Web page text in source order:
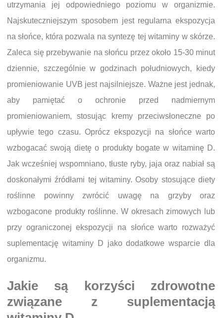
utrzymania jej odpowiedniego poziomu w organizmie.
Najskuteczniejszym sposobem jest regularna ekspozycja
na słońce, która pozwala na syntezę tej witaminy w skórze.
Zaleca się przebywanie na słońcu przez około 15-30 minut
dziennie, szczególnie w godzinach południowych, kiedy
promieniowanie UVB jest najsilniejsze. Ważne jest jednak,
aby pamiętać o ochronie przed nadmiernym
promieniowaniem, stosując kremy przeciwsłoneczne po
upływie tego czasu. Oprócz ekspozycji na słońce warto
wzbogacać swoją dietę o produkty bogate w witaminę D.
Jak wcześniej wspomniano, tłuste ryby, jaja oraz nabiał są
doskonałymi źródłami tej witaminy. Osoby stosujące diety
roślinne powinny zwrócić uwagę na grzyby oraz
wzbogacone produkty roślinne. W okresach zimowych lub
przy ograniczonej ekspozycji na słońce warto rozważyć
suplementację witaminy D jako dodatkowe wsparcie dla
organizmu.
Jakie są korzyści zdrowotne
związane z suplementacją